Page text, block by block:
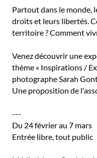
Partout dans le monde,
droits et leurs libertés.
territoire ? Comment
Venez découvrir une
thème « Inspirations /
photographe Sarah
Une proposition de
---
Du 24 février au 7 mars
Entrée libre, tout public